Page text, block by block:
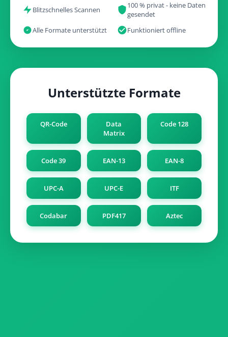
Blitzschnelles Scannen
100 % privat - keine Daten
gesendet
Alle Formate unterstützt
Funktioniert offline
Unterstützte Formate
QR-Code
Data
Matrix
Code 128
Code 39 EAN-13 EAN-8
UPC-A UPC-E ITF
Codabar PDF417 Aztec